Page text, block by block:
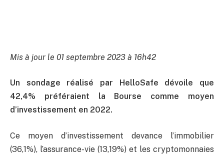
Mis à jour le 01 septembre 2023 à 16h42
Un sondage réalisé par HelloSafe dévoile que
42,4% préféraient la Bourse comme moyen
d’investissement en 2022.
Ce moyen d’investissement devance l’immobilier
(36,1%), l’assurance-vie (13,19%) et les cryptomonnaies